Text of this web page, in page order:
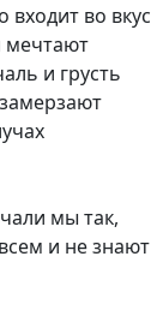
во вкус
мечтают
и грусть
мы так,
и не знают